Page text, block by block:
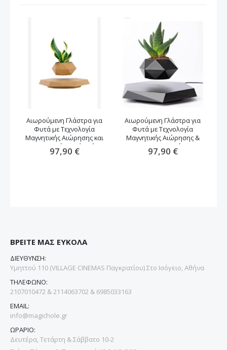
Αιωρούμενη Γλάστρα για
Φυτά με Τεχνολογία
Μαγνητικής Αιώρησης και
Περιστροφή -καφέ χρώμα
97,90 €
Αιωρούμενη Γλάστρα για
Φυτά με Τεχνολογία
Μαγνητικής Αιώρησης &
Περιστροφή
97,90 €
ΒΡΕΙΤΕ ΜΑΣ ΕΥΚΟΛΑ
ΔΙΕΥΘΥΝΣΗ:
Υμηττού 110 (VILLAGE CINEMAS Παγκρατίου) Στο Ισόγειο, Αθήνα
ΤΗΛΕΦΩΝΟ:
2107010472 & 2114063702 & 6985033163
EMAIL:
info@magichole.gr
ΩΡΑΡΙΟ:
Δευτέρα, Τετάρτη & Σάββατο 10-2